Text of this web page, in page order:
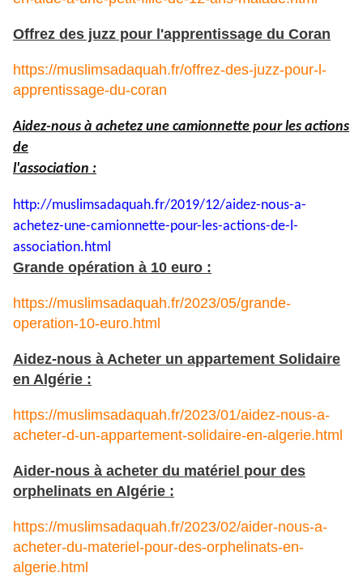
Offrez des juzz pour l'apprentissage du Coran
https://muslimsadaquah.fr/offrez-des-juzz-pour-l-
apprentissage-du-coran
Aidez-nous à achetez une camionnette pour les actions
de
l'association :
http://muslimsadaquah.fr/2019/12/aidez-nous-a-
achetez-une-camionnette-pour-les-actions-de-l-
association.html
Grande opération à 10 euro :
https://muslimsadaquah.fr/2023/05/grande-
operation-10-euro.html
Aidez-nous à Acheter un appartement Solidaire
en Algérie :
https://muslimsadaquah.fr/2023/01/aidez-nous-a-
acheter-d-un-appartement-solidaire-en-algerie.html
Aider-nous à acheter du matériel pour des
orphelinats en Algérie :
https://muslimsadaquah.fr/2023/02/aider-nous-a-
acheter-du-materiel-pour-des-orphelinats-en-
algerie.html